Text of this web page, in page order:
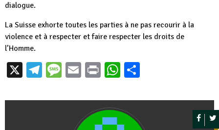
dialogue.
La Suisse exhorte toutes les parties à ne pas recourir à la
violence et à respecter et faire respecter les droits de
l’Homme.
X Telegram
Message
EmailPrintWhatsApp